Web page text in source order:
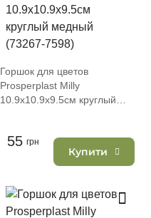
Горшок для цветов
Prosperplast Milly
10.9х10.9х9.5см круглый
55 грн
Купити